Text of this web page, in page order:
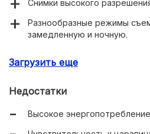
Снимки высокого
Разнообразные режимы
замедленную и ночную.
управления устройством и
Загрузить еще
Недостатки
Высокое